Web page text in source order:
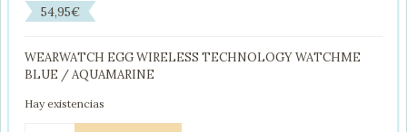
54,95€
WEARWATCH EGG WIRELESS TECHNOLOGY WATCHME
BLUE / AQUAMARINE
Hay existencias